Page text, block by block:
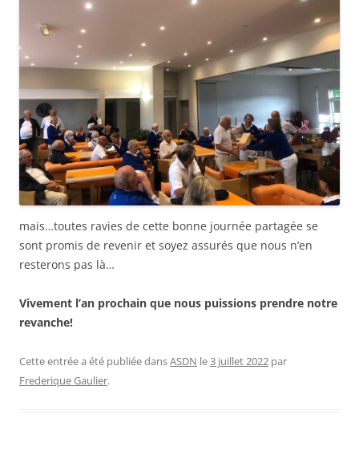
mais…toutes ravies de cette bonne journée partagée se
sont promis de revenir et soyez assurés que nous n’en
resterons pas là…
Vivement l’an prochain que nous puissions prendre notre
revanche!
Cette entrée a été publiée dansASDN le3 juillet 2022 par
Frederique Gaulier.